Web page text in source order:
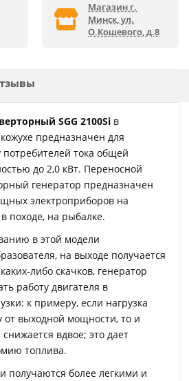
Магазин г.
Минск, ул.
О.Кошевого, д.8
SGG 2100Si в
предназначен для
тока общей
до 2,0 кВт. Переносной
генератор предназначен
электроприборов на
походе, на рыбалке.
в этой модели
на выходе получается
либо скачков, генератор
работу двигателя в
к примеру, если нагрузка
от выходной мощности, то и
вдвое; это дает
топлива.
получаются более легкими и